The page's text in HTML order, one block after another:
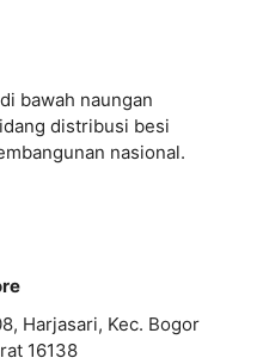
bawah naungan
distribusi besi
nasional.
Harjasari, Kec. Bogor
16138